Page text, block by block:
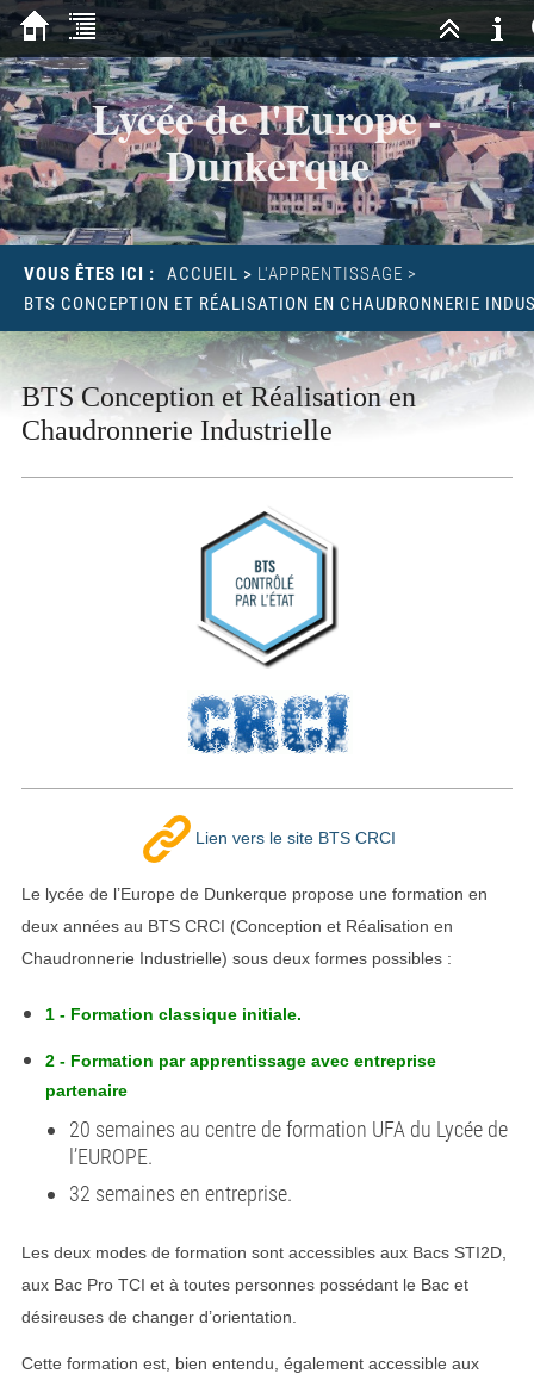
Lycée de l'Europe -
Dunkerque
VOUS ÊTES ICI : ACCUEIL > L'APPRENTISSAGE >
BTS CONCEPTION ET RÉALISATION EN CHAUDRONNERIE
BTS Conception et Réalisation en
Chaudronnerie Industrielle
Lien vers le site BTS CRCI
Le lycée de l’Europe de Dunkerque propose une formation en
deux années au BTS CRCI (Conception et Réalisation en
Chaudronnerie Industrielle) sous deux formes possibles :
1 - Formation classique initiale.
2 - Formation par apprentissage avec entreprise
partenaire
20 semaines au centre de formation UFA du Lycée de
l’EUROPE.
32 semaines en entreprise.
Les deux modes de formation sont accessibles aux Bacs STI2D,
aux Bac Pro TCI et à toutes personnes possédant le Bac et
désireuses de changer d’orientation.
Cette formation est, bien entendu, également accessible aux